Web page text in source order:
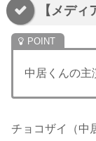
【メデ
中居くんの主
チョコザイ（中